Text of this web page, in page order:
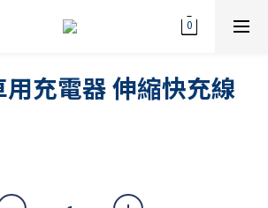
充電器 伸縮快充線